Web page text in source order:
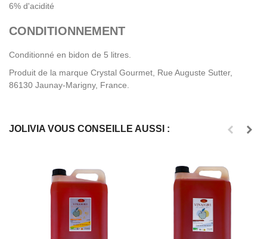
6% d'acidité
CONDITIONNEMENT
Conditionné en bidon de 5 litres.
Produit de la marque Crystal Gourmet, Rue Auguste Sutter,
86130 Jaunay-Marigny, France.
JOLIVIA VOUS CONSEILLE AUSSI :